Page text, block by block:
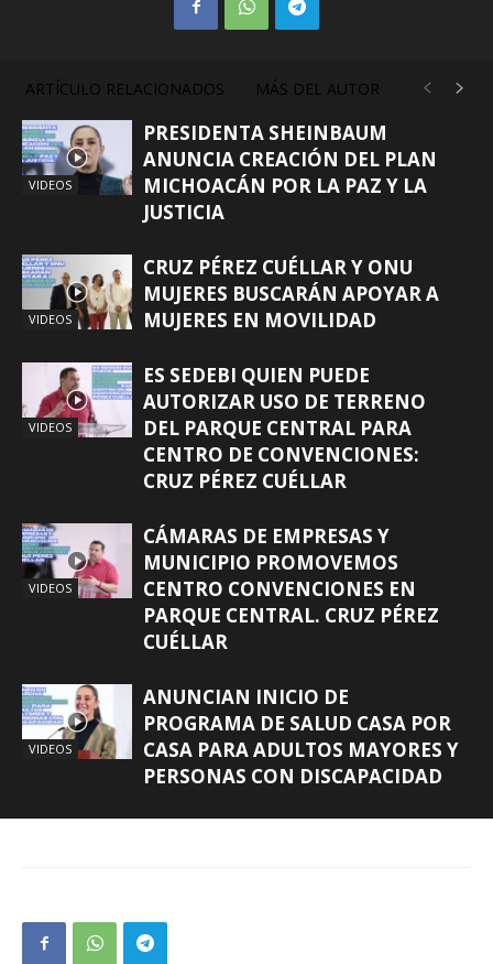
ARTÍCULO RELACIONADOS MÁS DEL AUTOR
VIDEOS
PRESIDENTA SHEINBAUM
ANUNCIA CREACIÓN DEL PLAN
MICHOACÁN POR LA PAZ Y LA
JUSTICIA
VIDEOS
CRUZ PÉREZ CUÉLLAR Y ONU
MUJERES BUSCARÁN APOYAR A
MUJERES EN MOVILIDAD
VIDEOS
ES SEDEBI QUIEN PUEDE
AUTORIZAR USO DE TERRENO
DEL PARQUE CENTRAL PARA
CENTRO DE CONVENCIONES:
CRUZ PÉREZ CUÉLLAR
VIDEOS
CÁMARAS DE EMPRESAS Y
MUNICIPIO PROMOVEMOS
CENTRO CONVENCIONES EN
PARQUE CENTRAL. CRUZ PÉREZ
CUÉLLAR
VIDEOS
ANUNCIAN INICIO DE
PROGRAMA DE SALUD CASA POR
CASA PARA ADULTOS MAYORES Y
PERSONAS CON DISCAPACIDAD